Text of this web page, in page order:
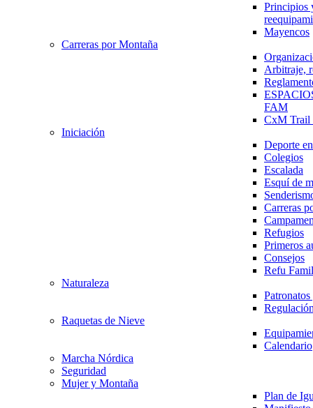
Principios
Mayencos
Carreras por Montaña
Arbitraje,
FAM
CxM
Iniciación
Deporte
Colegios
Escalada
Esquí de
Carreras
Refugios
Primeros
Consejos
Refu
Naturaleza
Raquetas de Nieve
Calendario
Marcha Nórdica
Seguridad
Mujer y Montaña
Plan de